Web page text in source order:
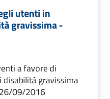
utenti in
gravissima -
a favore di
gravissima
26/09/2016